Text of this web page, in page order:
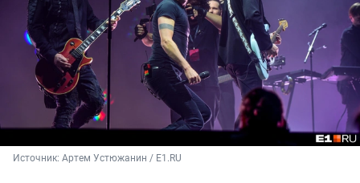
Источник: Артем Устюжанин / E1.RU